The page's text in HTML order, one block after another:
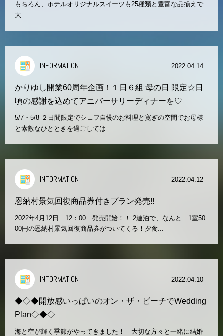
もちろん、ホテルオリジナルスイーツも25種類と豊富な品揃えで
大...
INFORMATION 2022.04.14
かりゆし開業60周年企画！１日６組 母の日 限定☆日
頃の感謝を込めてアニバーサリーディナーを♡
5/7・5/8 ２日間限定でシェフ自慢のお料理と寛ぎの空間でお母様
と素敵なひとときを過ごしては
INFORMATION 2022.04.12
恩納村景気回復商品券付きプラン発売!!
2022年4月12日 12：00 発売開始！！ 2連泊で、なんと 1室50
00円の恩納村景気回復商品券がついてくる！夕食...
INFORMATION 2022.04.10
◆◇◆開放感いっぱいのオン・ザ・ビーチでWedding
Plan◇◆◇
海と空が輝く季節がやってきました！ 大切な方々と一緒に結婚